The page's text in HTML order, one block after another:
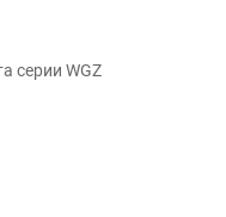
серии WGZ